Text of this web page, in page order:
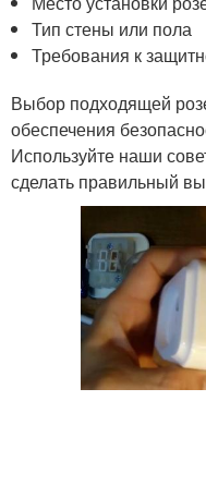
Тип стены или пола
Требования к
Выбор подходящей
обеспечения
Используйте наши
сделать правильный